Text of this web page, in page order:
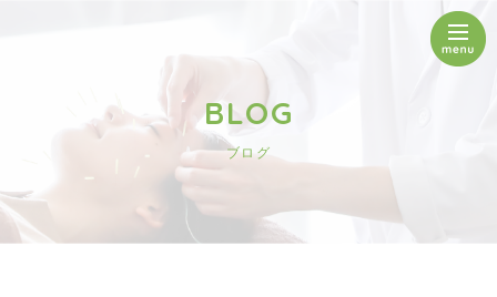
BLOG
ブログ